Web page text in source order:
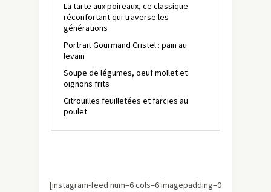
La tarte aux poireaux, ce classique
réconfortant qui traverse les
générations
Portrait Gourmand Cristel : pain au
levain
Soupe de légumes, oeuf mollet et
oignons frits
Citrouilles feuilletées et farcies au
poulet
[instagram-feed num=6 cols=6 imagepadding=0